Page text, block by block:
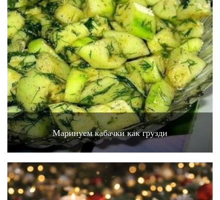
Маринуем кабачки как грузди